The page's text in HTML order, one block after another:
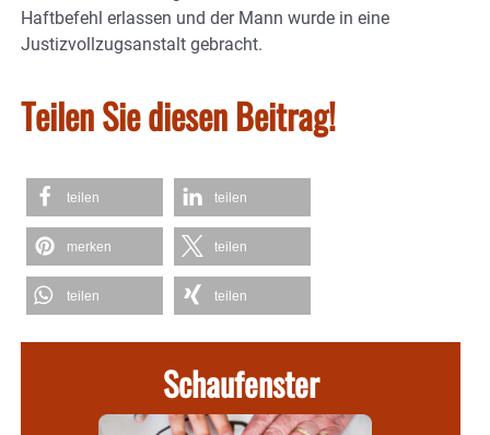
Haftbefehl erlassen und der Mann wurde in eine
Justizvollzugsanstalt gebracht.
Teilen Sie diesen Beitrag!
teilen teilen
merken teilen
teilen teilen
Schaufenster